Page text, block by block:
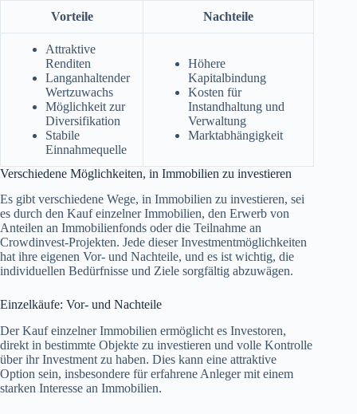
Vorteile Nachteile
Attraktive
Renditen
Langanhaltender
Wertzuwachs
Möglichkeit zur
Diversifikation
Stabile
Einnahmequelle
Höhere
Kapitalbindung
Kosten für
Instandhaltung und
Verwaltung
Marktabhängigkeit
Verschiedene Möglichkeiten, in Immobilien zu investieren
Es gibt verschiedene Wege, in Immobilien zu investieren, sei
es durch den Kauf einzelner Immobilien, den Erwerb von
Anteilen an Immobilienfonds oder die Teilnahme an
Crowdinvest-Projekten. Jede dieser Investmentmöglichkeiten
hat ihre eigenen Vor- und Nachteile, und es ist wichtig, die
individuellen Bedürfnisse und Ziele sorgfältig abzuwägen.
Einzelkäufe: Vor- und Nachteile
Der Kauf einzelner Immobilien ermöglicht es Investoren,
direkt in bestimmte Objekte zu investieren und volle Kontrolle
über ihr Investment zu haben. Dies kann eine attraktive
Option sein, insbesondere für erfahrene Anleger mit einem
starken Interesse an Immobilien.